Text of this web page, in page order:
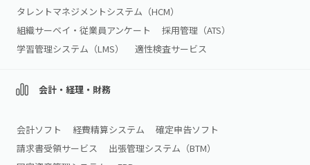
タレントマネジメントシステム（HCM）
組織サーベイ・従業員アンケート
採用管理（ATS）
学習管理システム（LMS）
適性検査サービス
会計・経理・財務
会計ソフト 経費精算システム
確定申告ソフト
請求書受領サービス
出張管理システム（BTM）